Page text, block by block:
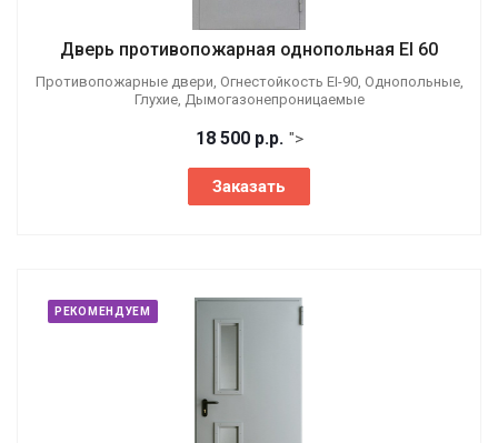
Дверь противопожарная однопольная EI 60
Противопожарные двери, Огнестойкость EI-90, Однопольные,
Глухие, Дымогазонепроницаемые
18 500 р.р. ">
Заказать
РЕКОМЕНДУЕМ